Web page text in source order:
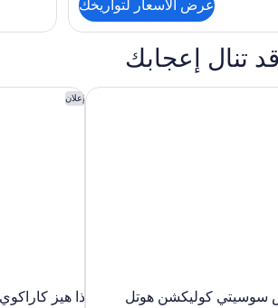
عرض الأسعار لتواريخك
ثلاثية
مريحة
تنال إعجابك
سوسيتي كوليكشن هوتل
سوسيتي كوليكشن هوتل إعلان
ذا هيز كاراكوي
ذا هيز كاراكوي